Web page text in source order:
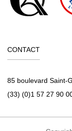
CONTACT
85 boulevard Saint-
(33) (0)1 57 27 90